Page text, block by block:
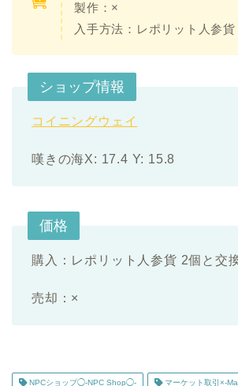
製作：×
入手方法：レポリット人参
ショップ情報
コイニングウェイ
嘆きの海X: 17.4 Y: 15.8
価格
購入：レポリット人参貨 2個と交
売却：×
NPCショップ◯-NPC Shop◯- マーケット取引×-